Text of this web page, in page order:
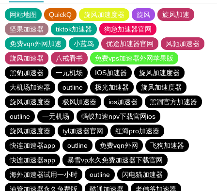
网站地图 QuickQ 旋风加速度器 旋风
旋风加速
坚果加速器
tiktok加速器
狗急加速器官网
免费vqn外网加速
小蓝鸟 优途加速器官网
风驰加速器
旋风加速器
八戒看书
免费vps加速器外网苹果版
黑豹加速器
一元机场 IOS加速器
旋风加速度器
大机场加速器
outline 极光加速器
旋风加速度器
旋风加速度器
极风加速器 ios加速器
黑洞官方加速器
outline
一元机场
蚂蚁加速npv下载官网ios
旋风加速度器
tyl加速器官网
红海pro加速器
快连加速器app
outline 免费vqn外网
飞狗加速器
快连加速器app
暴雪vp永久免费加速器下载官网
海外加速器试用一小时
outline
闪电猫加速器
油管加速器永久免费版
酷通加速器 老佛爷加速器